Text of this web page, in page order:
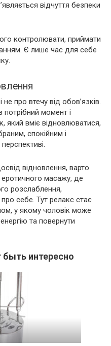
відчуття безпеки
контролювати, приймати
Є лише час для себе
про втечу від обов’язків.
потрібний момент і
який вміє відновлюватися,
спокійним і
відновлення, варто
еротичного масажу, де
розслаблення,
себе. Тут релакс стає
у якому чоловік може
та повернути
интересно